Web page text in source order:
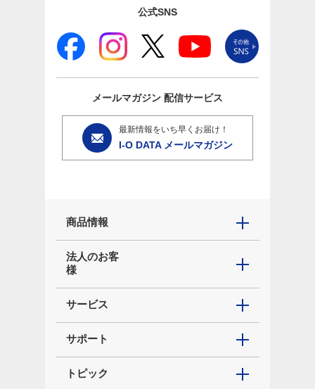
公式SNS
メールマガジン 配信サービス
最新情報をいち早くお届け！
I-O DATA メールマガジン
商品情報
法人のお客
様
サービス
サポート
トピック